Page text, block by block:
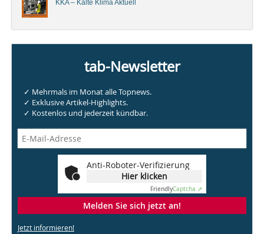
KKA – Kälte Klima Aktuell
tab-Newsletter
✓ Mehrmals im Monat alle Topnews.
✓ Exklusive Artikel-Highlights.
✓ Kostenlos und jederzeit kündbar.
Anti-Roboter-Verifizierung
Hier klicken
FriendlyCaptcha ⇗
Melden Sie sich jetzt an!
Jetzt informieren!